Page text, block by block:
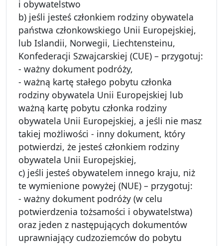
i obywatelstwo
b) jeśli jesteś członkiem rodziny obywatela
państwa członkowskiego Unii Europejskiej,
lub Islandii, Norwegii, Liechtensteinu,
Konfederacji Szwajcarskiej (CUE) – przygotuj:
- ważny dokument podróży,
- ważną kartę stałego pobytu członka
rodziny obywatela Unii Europejskiej lub
ważną kartę pobytu członka rodziny
obywatela Unii Europejskiej, a jeśli nie masz
takiej możliwości - inny dokument, który
potwierdzi, że jesteś członkiem rodziny
obywatela Unii Europejskiej,
c) jeśli jesteś obywatelem innego kraju, niż
te wymienione powyżej (NUE) – przygotuj:
- ważny dokument podróży (w celu
potwierdzenia tożsamości i obywatelstwa)
oraz jeden z następujących dokumentów
uprawniający cudzoziemców do pobytu